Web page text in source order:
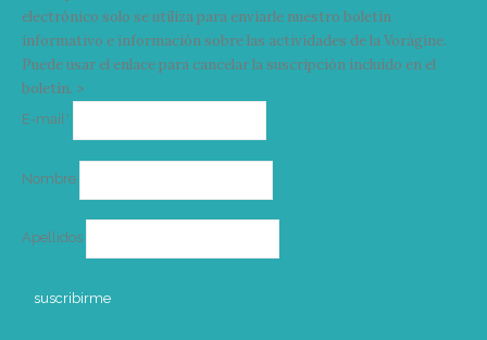
electrónico solo se utiliza para enviarle nuestro boletín
informativo e información sobre las actividades de la Vorágine.
Puede usar el enlace para cancelar la suscripción incluido en el
boletín. >
E-mail*
Nombre
Apellidos